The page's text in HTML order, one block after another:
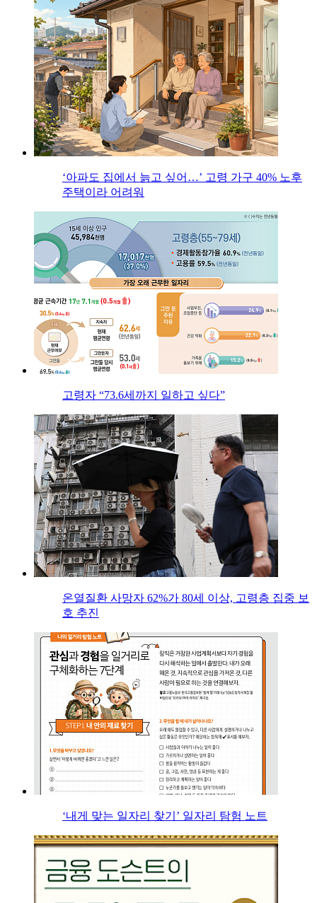
‘아파도 집에서 늙고 싶어…’ 고령 가구 40% 노후
주택이라 어려워
고령자 “73.6세까지 일하고 싶다”
온열질환 사망자 62%가 80세 이상, 고령층 집중 보
호 추진
‘내게 맞는 일자리 찾기’ 일자리 탐험 노트